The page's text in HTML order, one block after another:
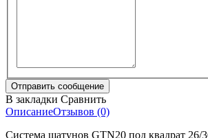
В закладки Сравнить
ОписаниеОтзывов (0)
Система шатунов GTN20 под квадрат 26/